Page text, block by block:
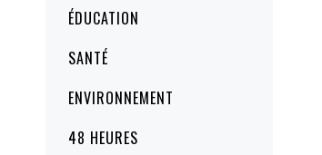
ÉDUCATION
SANTÉ
ENVIRONNEMENT
48 HEURES